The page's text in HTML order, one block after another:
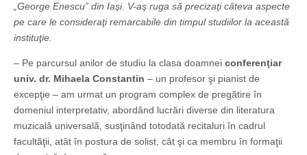
„George Enescu” din Iaşi. V-aş ruga să precizaţi câteva aspecte
pe care le consideraţi remarcabile din timpul studiilor la această
instituţie.
– Pe parcursul anilor de studiu la clasa doamnei conferenţiar
univ. dr. Mihaela Constantin – un profesor şi pianist de
excepţie – am urmat un program complex de pregătire în
domeniul interpretativ, abordând lucrări diverse din literatura
muzicală universală, susţinând totodată recitaluri în cadrul
facultăţii, atât în postura de solist, cât şi ca membru în formaţii